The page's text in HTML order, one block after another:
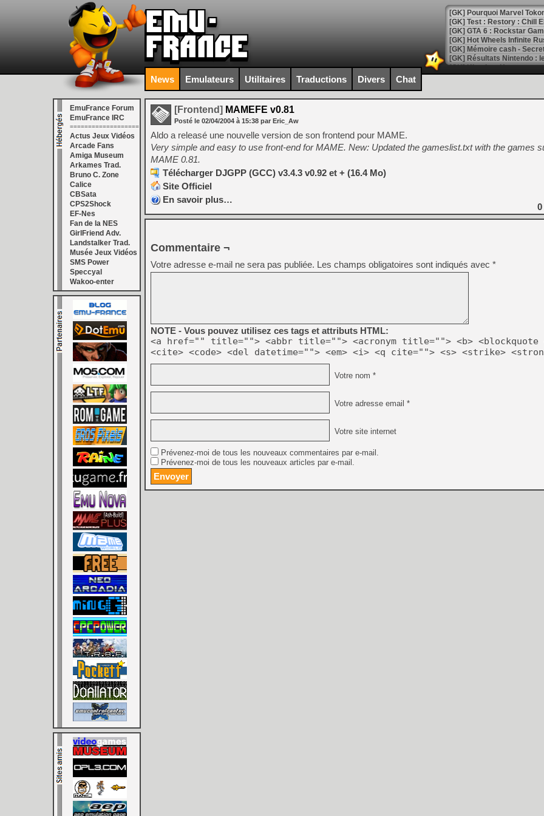
[GK] Pourquoi Marvel
[GK] Test : Restory : Chill
[GK] GTA 6 : Rockstar
[GK] Hot Wheels Infinite
[GK] Mémoire cash -
[GK] Résultats Nintendo :
[GK] Déjà des
[Mo5] Brickboy cherche à
[GK] Minecraft et ses «
[GK] Beast of
[GK] Ubisoft : fin de partie
[GK] Mémoire cash -
[GK] Dan Houser (GTA)
[GK] Comment EA Sports
[GK] Crimson Moon : un
[GK] Isle of Reveries : le
[GK] Moonlighter 2 : The
[GK] Capcom relance
[Mo5] Deux inédits du
[GK] Le beat'em up The
[GK] Endless Legend 2 :
[LS] [PS5] Le WebKit
[GK] Oubliez Crazy Taxi,
[LS] [Switch] NSZ 5.0.0
[GK] No More Room in
[GK] Un chatbot Atelier
[GK] Mémoire cash -
[GK] Nvidia : le prix des
[GK] Suikoden Star Leap
[Mo5] La mini borne
News Emulateurs Utilitaires Traductions Divers Chat
EmuFrance Forum
EmuFrance IRC
===================
Actus Jeux Vidéos
Arcade Fans
Amiga Museum
Arkames Trad.
Bruno C. Zone
Calice
CBSata
CPS2Shock
EF-Nes
Fan de la NES
GirlFriend Adv.
Landstalker Trad.
Musée Jeux Vidéos
SMS Power
Speccyal
Wakoo-enter
[Frontend] MAMEFE v0.81
Posté le 02/04/2004 à 15:38 par Eric_Aw
Aldo a releasé une nouvelle version de son frontend pour MAME.
Very simple and easy to use front-end for MAME. New: Updated the gameslist.txt with the games
MAME 0.81.
Télécharger DJGPP (GCC) v3.4.3 v0.92 et + (16.4 Mo)
Site Officiel
En savoir plus…
0
Commentaire ¬
Votre adresse e-mail ne sera pas publiée. Les champs obligatoires sont indiqués avec *
NOTE - Vous pouvez utilisez ces tags et attributs HTML:
<a href="" title=""> <abbr title=""> <acronym title=""> <b> <blockquote
<cite> <code> <del datetime=""> <em> <i> <q cite=""> <s> <strike>
Votre nom *
Votre adresse email *
Votre site internet
Prévenez-moi de tous les nouveaux commentaires par e-mail.
Prévenez-moi de tous les nouveaux articles par e-mail.